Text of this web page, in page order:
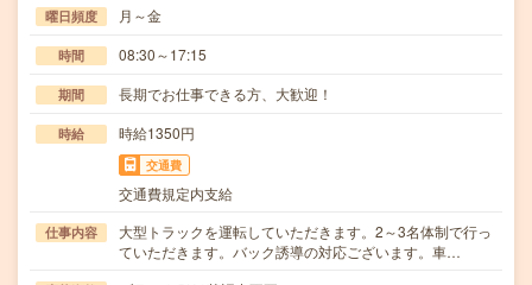
曜日頻度 月～金
時間 08:30～17:15
期間 長期でお仕事できる方、大歓迎！
時給 時給1350円
交通費
交通費規定内支給
仕事内容
大型トラックを運転していただきます。2～3名体制で行っ
ていただきます。バック誘導の対応ございます。車…